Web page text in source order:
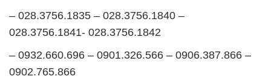
– 028.3756.1835 – 028.3756.1840 –
028.3756.1841- 028.3756.1842
– 0932.660.696 – 0901.326.566 – 0906.387.866 –
0902.765.866